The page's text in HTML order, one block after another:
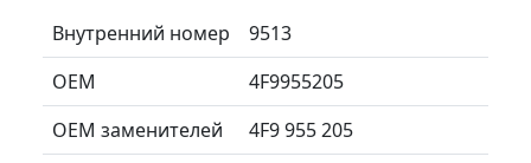
Внутренний номер
9513
ОЕМ
4F9955205
ОЕМ заменителей
4F9 955 205